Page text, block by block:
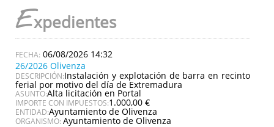
Expedientes
06/08/2026 14:32
26/2026 Olivenza
DESCRIPCIÓN:Instalación y explotación de barra en recinto
ferial por motivo del día de Extremadura
ASUNTO:Alta licitación en Portal
IMPORTE CON IMPUESTOS:1.000,00 €
ENTIDAD:Ayuntamiento de Olivenza
ORGANISMO: Ayuntamiento de Olivenza